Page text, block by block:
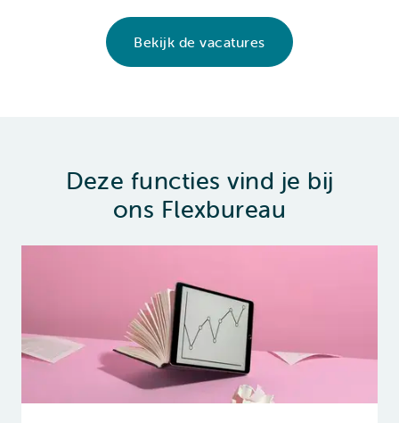
Bekijk de vacatures
Deze functies vind je bij
ons Flexbureau